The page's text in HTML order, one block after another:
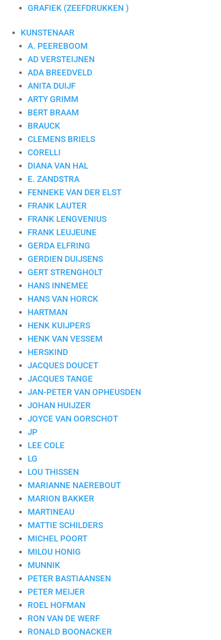
GRAFIEK (ZEEFDRUKKEN )
KUNSTENAAR
A. PEEREBOOM
AD VERSTEIJNEN
ADA BREEDVELD
ANITA DUIJF
ARTY GRIMM
BERT BRAAM
BRAUCK
CLEMENS BRIELS
CORELLI
DIANA VAN HAL
E. ZANDSTRA
FENNEKE VAN DER ELST
FRANK LAUTER
FRANK LENGVENIUS
FRANK LEUJEUNE
GERDA ELFRING
GERDIEN DUIJSENS
GERT STRENGHOLT
HANS INNEMEE
HANS VAN HORCK
HARTMAN
HENK KUIJPERS
HENK VAN VESSEM
HERSKIND
JACQUES DOUCET
JACQUES TANGE
JAN-PETER VAN OPHEUSDEN
JOHAN HUIJZER
JOYCE VAN OORSCHOT
JP
LEE COLE
LG
LOU THISSEN
MARIANNE NAEREBOUT
MARION BAKKER
MARTINEAU
MATTIE SCHILDERS
MICHEL POORT
MILOU HONIG
MUNNIK
PETER BASTIAANSEN
PETER MEIJER
ROEL HOFMAN
RON VAN DE WERF
RONALD BOONACKER